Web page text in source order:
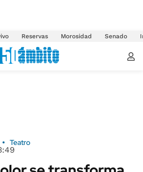
Reservas Morosidad Senado
Teatro